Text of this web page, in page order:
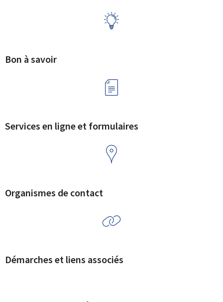
Bon à savoir
Services en ligne et formulaires
Organismes de contact
Démarches et liens associés